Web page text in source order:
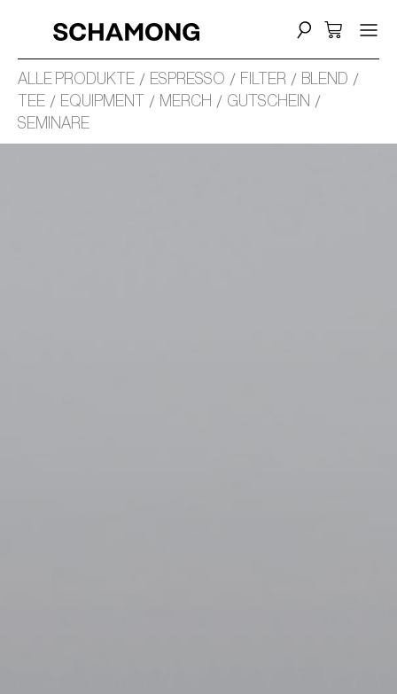
ALLE PRODUKTE ESPRESSO FILTER
BLEND
TEE
EQUIPMENT MERCH
GUTSCHEIN
SEMINARE